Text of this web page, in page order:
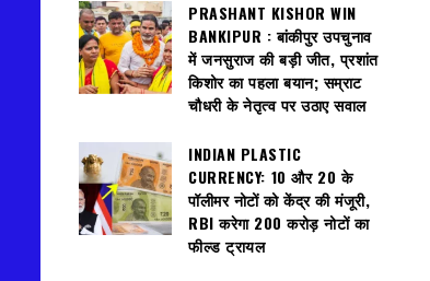
PRASHANT KISHOR WIN
BANKIPUR : बांकीपुर उपचुनाव
में जनसुराज की बड़ी जीत, प्रशांत
किशोर का पहला बयान; सम्राट
चौधरी के नेतृत्व पर उठाए सवाल
INDIAN PLASTIC
CURRENCY: ₹10 और ₹20 के
पॉलीमर नोटों को केंद्र की मंजूरी,
RBI करेगा 200 करोड़ नोटों का
फील्ड ट्रायल